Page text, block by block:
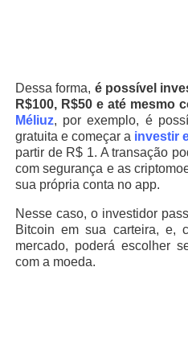
Dessa forma, é possível
R$100, R$50 e até mesmo
Méliuz, por exemplo, é
gratuita e começar a investir
partir de R$ 1. A transação
com segurança e as
sua própria conta no app.
Nesse caso, o investidor
Bitcoin em sua carteira, e,
mercado, poderá escolher
com a moeda.